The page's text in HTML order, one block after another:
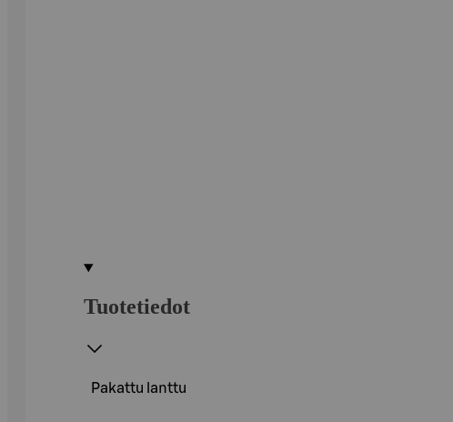
Tuotetiedot
Pakattu lanttu